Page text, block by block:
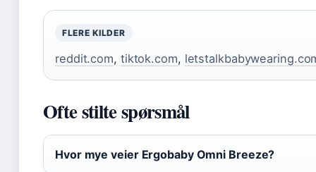
FLERE KILDER
reddit.com, tiktok.com,
Ofte stilte spørsmål
Hvor mye veier Ergobaby Omni Breeze?